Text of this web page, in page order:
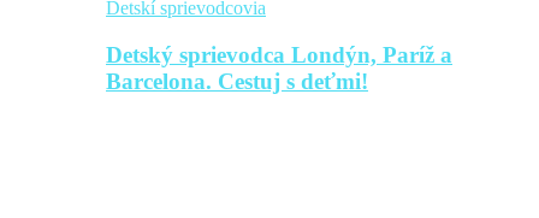
Detskí sprievodcovia
Detský sprievodca Londýn, Paríž a
Barcelona. Cestuj s deťmi!